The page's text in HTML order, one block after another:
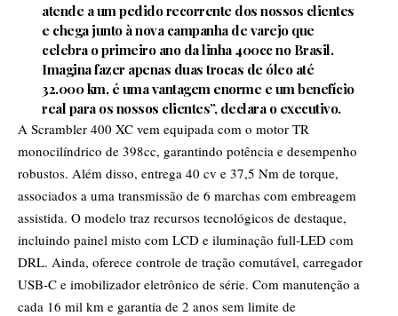
atende a um pedido recorrente dos nossos clientes
e chega junto à nova campanha de varejo que
celebra o primeiro ano da linha 400cc no Brasil.
Imagina fazer apenas duas trocas de óleo até
32.000 km, é uma vantagem enorme e um benefício
real para os nossos clientes”, declara o executivo.
A Scrambler 400 XC vem equipada com o motor TR
monocilíndrico de 398cc, garantindo potência e desempenho
robustos. Além disso, entrega 40 cv e 37,5 Nm de torque,
associados a uma transmissão de 6 marchas com embreagem
assistida. O modelo traz recursos tecnológicos de destaque,
incluindo painel misto com LCD e iluminação full-LED com
DRL. Ainda, oferece controle de tração comutável, carregador
USB-C e imobilizador eletrônico de série. Com manutenção a
cada 16 mil km e garantia de 2 anos sem limite de